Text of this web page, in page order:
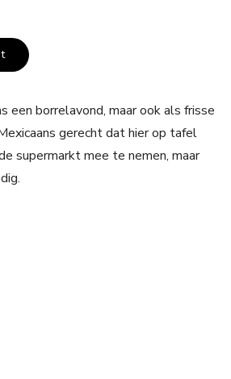
een borrelavond, maar ook als frisse
gerecht dat hier op tafel
supermarkt mee te nemen, maar